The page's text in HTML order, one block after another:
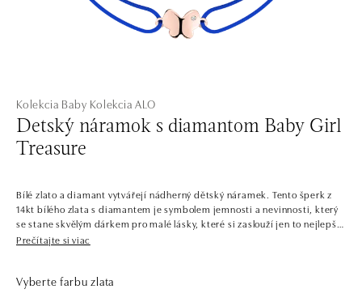
Kolekcia Baby Kolekcia ALO
Detský náramok s diamantom Baby Girl
Treasure
Bílé zlato a diamant vytvářejí nádherný dětský náramek. Tento šperk z
14kt bílého zlata s diamantem je symbolem jemnosti a nevinnosti, který
se stane skvělým dárkem pro malé lásky, které si zaslouží jen to nejlepší.
Šperk je součástí kolekce Baby.
Přívěsky pro štěstí, rozkošné náušnice nebo náramky posázené
Prečítajte si viac
Vyberte farbu zlata